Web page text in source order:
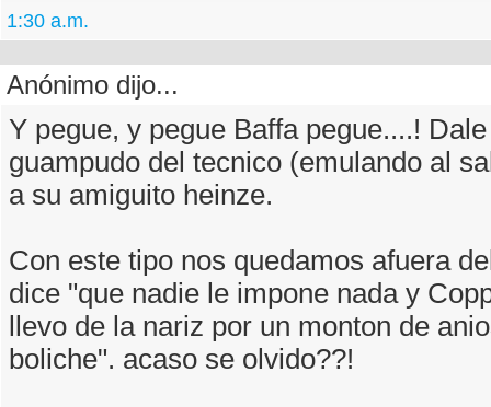
1:30 a.m.
Anónimo dijo...
Y pegue, y pegue Baffa pegue....!
guampudo del tecnico (emulando al
a su amiguito heinze.
Con este tipo nos quedamos afuera
dice "que nadie le impone nada y
llevo de la nariz por un monton de
boliche". acaso se olvido??!